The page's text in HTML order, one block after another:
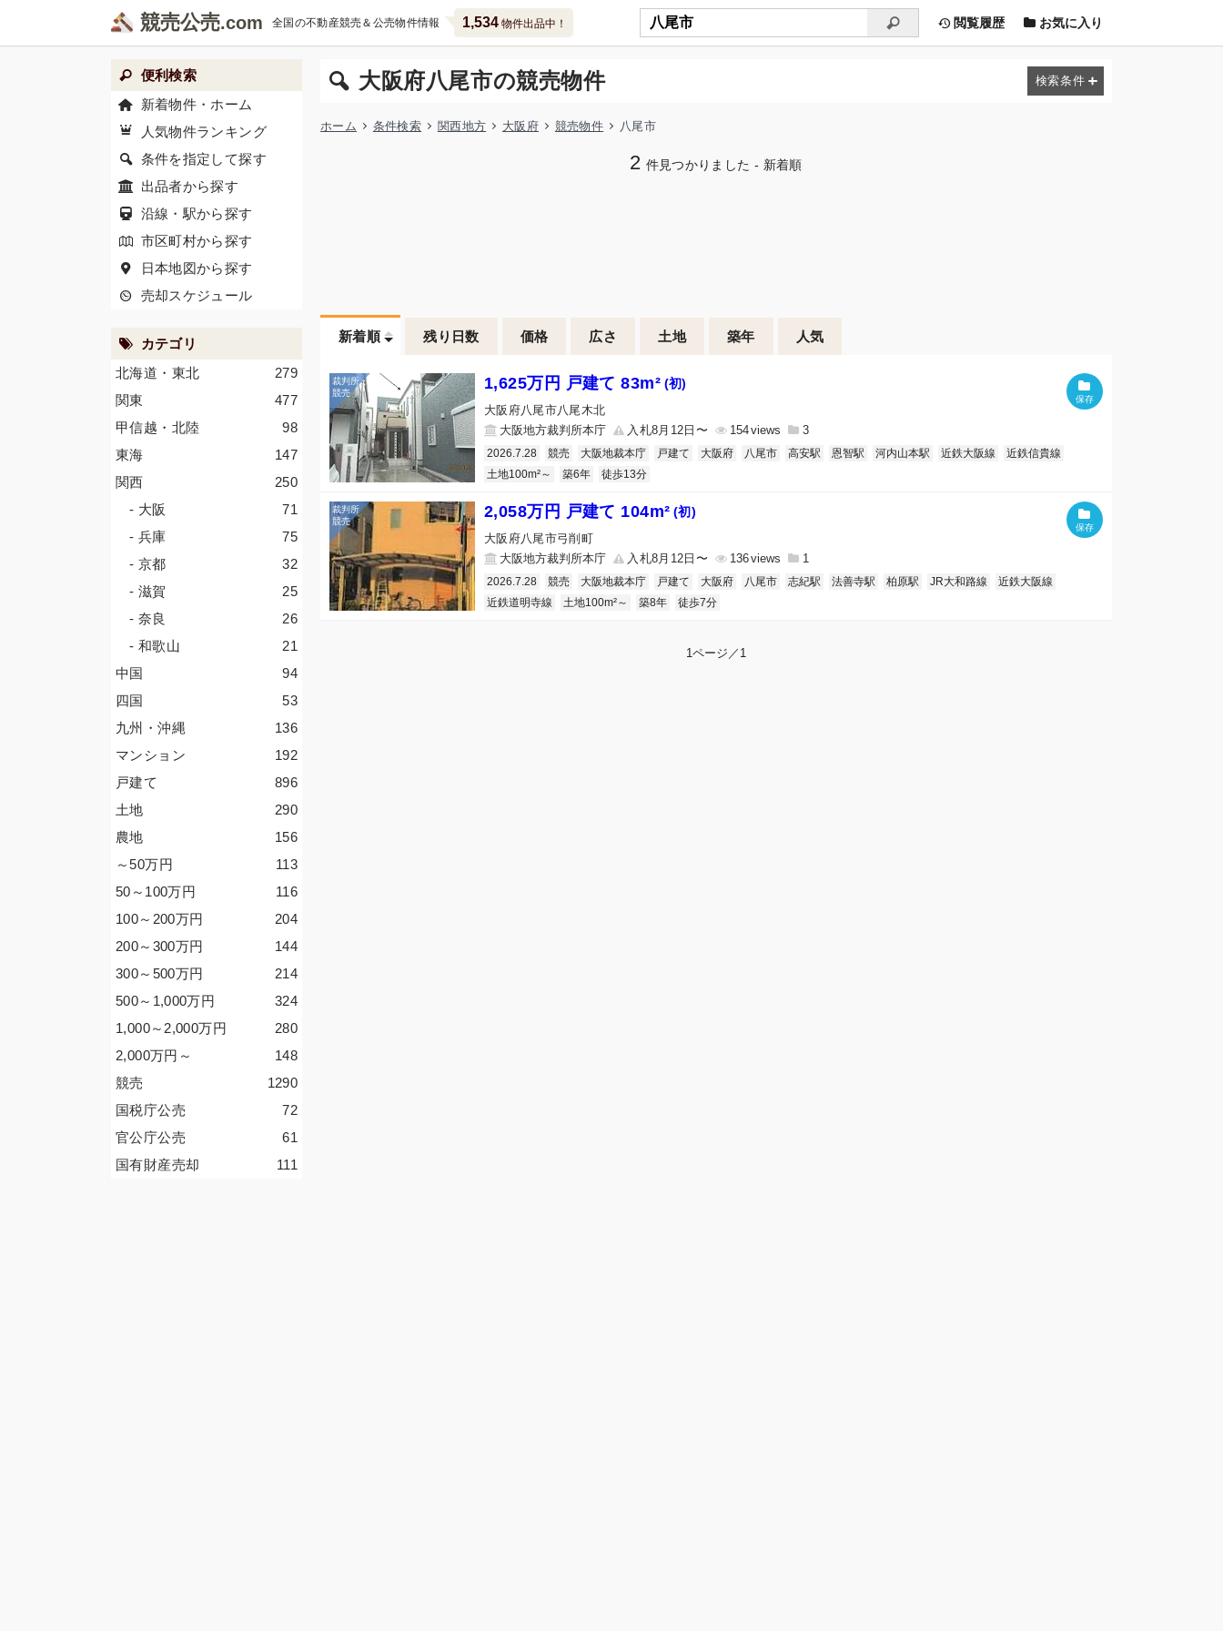
競売公売 全国の不動産競売＆公売物件情報 1,534物件出品中！ 閲覧履歴 お気に入り
大阪府八尾市の競売物件
ホーム 条件検索 関西地方 大阪府 競売物件 八尾市
2 件見つかりました - 新着順
新着順 残り日数 価格 広さ 土地 築年 人気
1,625万円 戸建て 83m² (初)
大阪府八尾市八尾木北
大阪地方裁判所本庁
入札8月12日〜 154 3
2026.7.28 競売 大阪地裁本庁 戸建て 大阪府 八尾市 高安駅 恩智駅 河内山本駅 近鉄大阪線
近鉄信貴線
土地100m²～
築6年 徒歩13分
2,058万円 戸建て 104m² (初)
大阪府八尾市弓削町
大阪地方裁判所本庁
入札8月12日〜 136 1
2026.7.28 競売 大阪地裁本庁 戸建て 大阪府 八尾市 志紀駅 法善寺駅 柏原駅 JR大和路線
近鉄大阪線
近鉄道明寺線
土地100m²～ 築8年 徒歩7分
1ページ／1
便利検索
新着物件・ホーム
人気物件ランキング
条件を指定して探す
出品者から探す
沿線・駅から探す
市区町村から探す
日本地図から探す
売却スケジュール
カテゴリ
279
北海道・東北
477
関東
98
甲信越・北陸
147
東海
250
関西
71
- 大阪
75
- 兵庫
32
- 京都
25
- 滋賀
26
- 奈良
21
- 和歌山
94
中国
53
四国
136
九州・沖縄
192
マンション
896
戸建て
290
土地
156
農地
113
～50万円
116
50～100万円
204
100～200万円
144
200～300万円
214
300～500万円
324
500～1,000万円
280
1,000～2,000万円
148
2,000万円 ～
1290
競売
72
国税庁公売
61
官公庁公売
111
国有財産売却